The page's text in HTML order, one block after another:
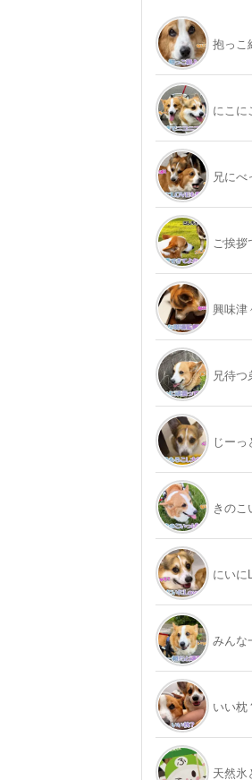
抱っこ
にこに
兄にべ
ご挨拶
興味津
兄待つ
じーっ
きのこ
にいに
みんな
いい枕
天然氷